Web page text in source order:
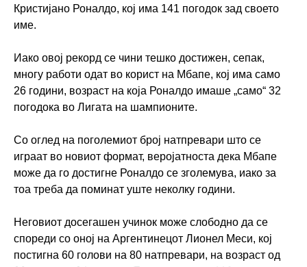
Кристијано Роналдо, кој има 141 погодок зад своето
име.
Иако овој рекорд се чини тешко достижен, сепак,
многу работи одат во корист на Мбапе, кој има само
26 години, возраст на која Роналдо имаше „само“ 32
погодока во Лигата на шампионите.
Со оглед на поголемиот број натпревари што се
играат во новиот формат, веројатноста дека Мбапе
може да го достигне Роналдо се зголемува, иако за
тоа треба да поминат уште неколку години.
Неговиот досегашен учинок може слободно да се
спореди со оној на Аргентинецот Лионел Меси, кој
постигна 60 голови на 80 натпревари, на возраст од